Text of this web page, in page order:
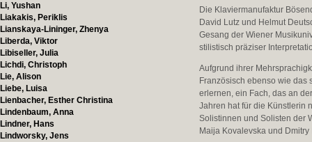
Li, Yushan
Liakakis, Periklis
Lianskaya-Lininger, Zhenya
Liberda, Viktor
Libiseller, Julia
Lichdi, Christoph
Lie, Alison
Liebe, Luisa
Lienbacher, Esther Christina
Lindenbaum, Anna
Lindner, Hans
Lindworsky, Jens
Die Klaviermanufaktur
David Lutz und Helmut
Gesang der Wiener
stilistisch präziser
Aufgrund ihrer
Französisch ebenso wie das
erlernen, ein Fach, das an
Jahren hat für die Künstlerin
Solistinnen und Solisten der
Maija Kovalevska und